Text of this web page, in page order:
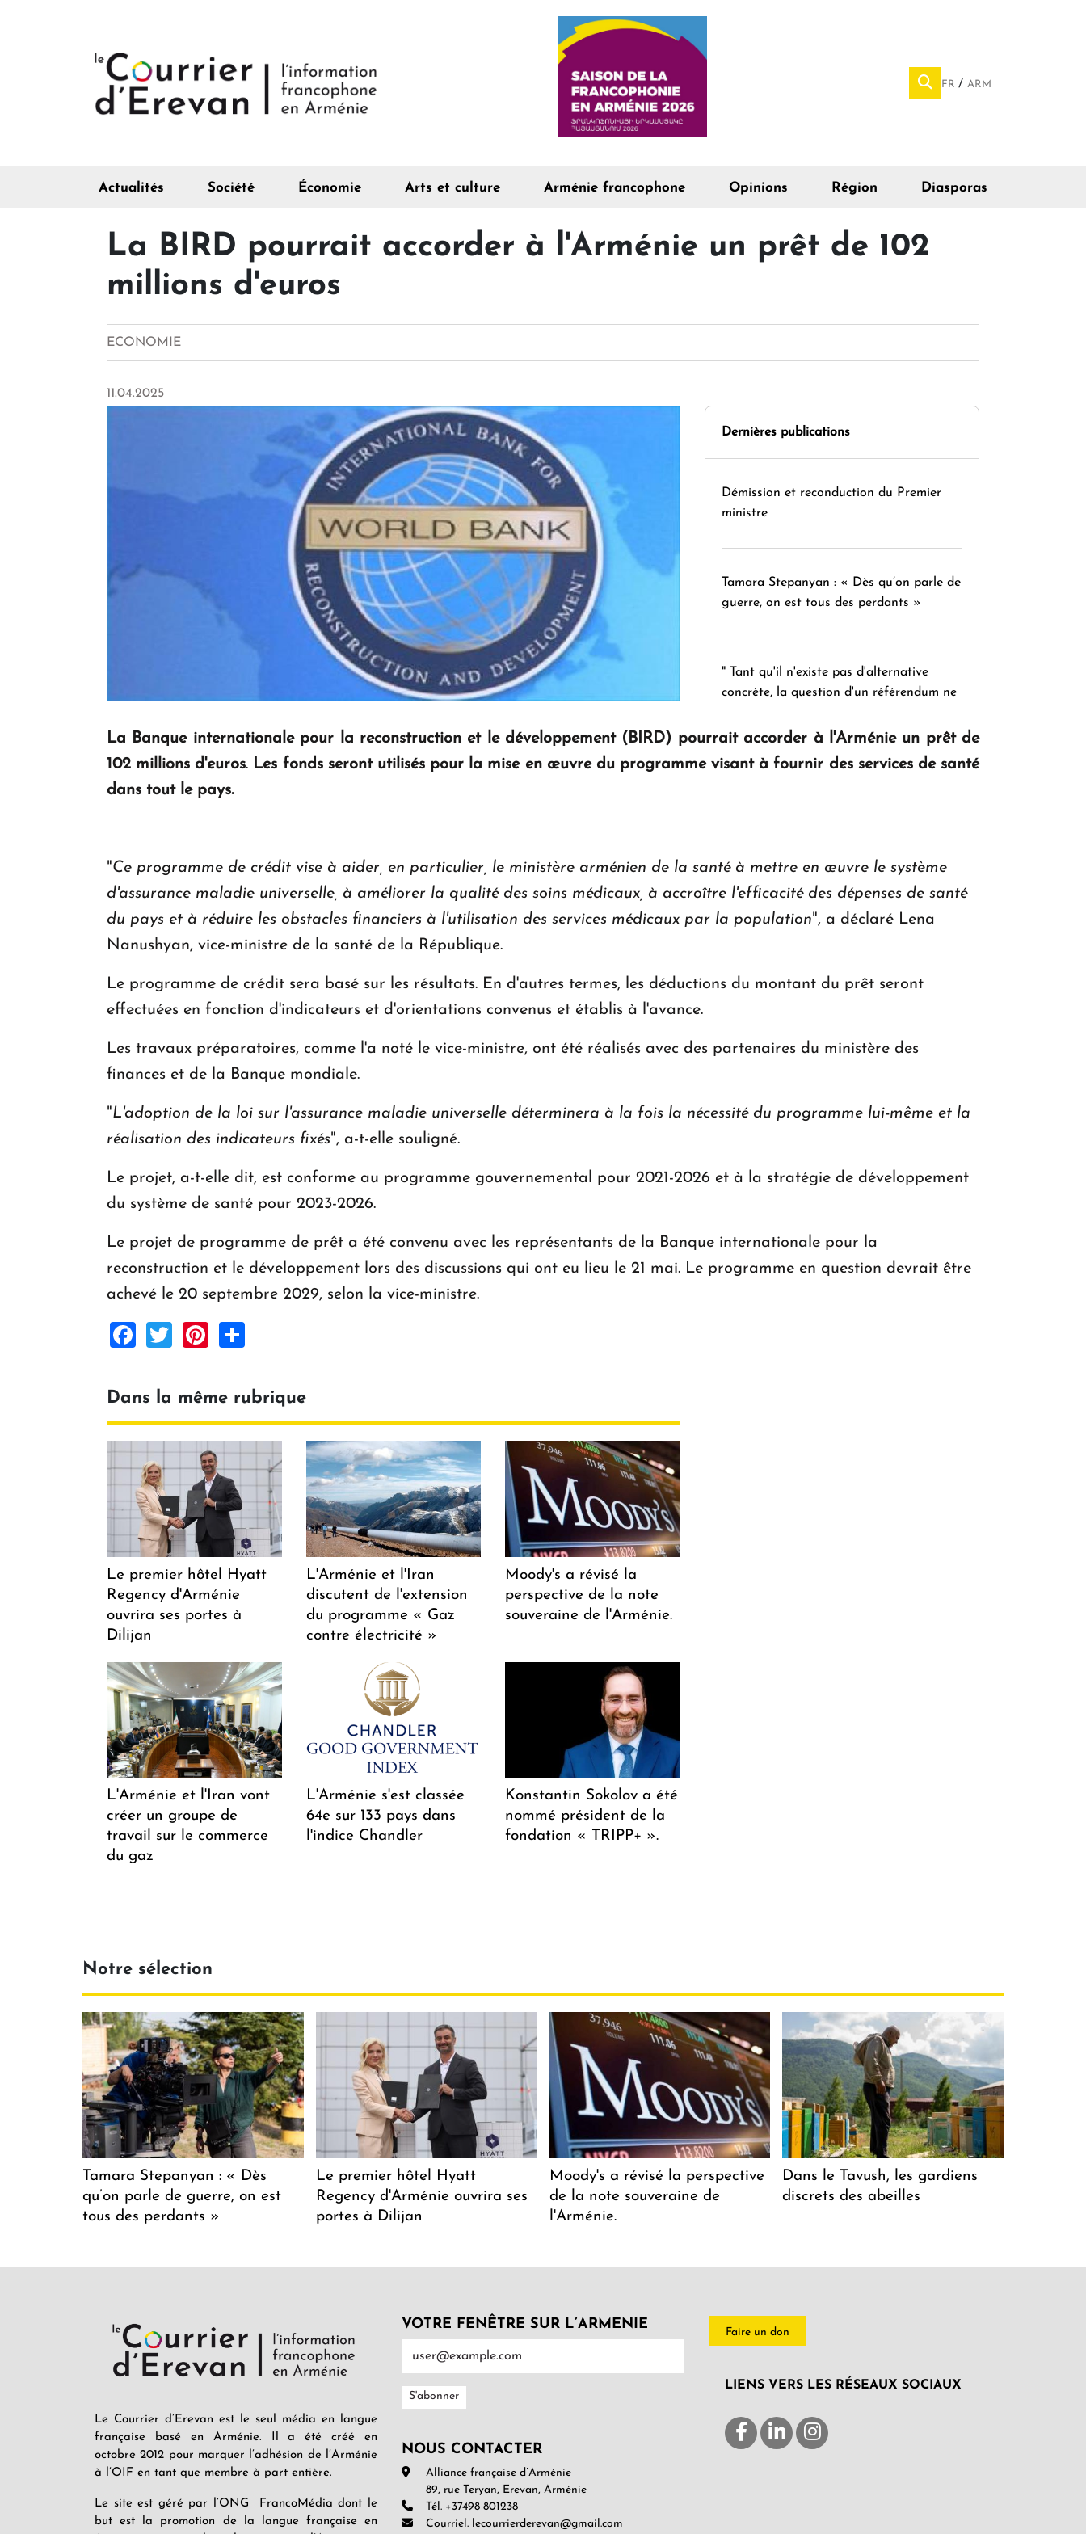
FR ARM
Actualités Société Économie Arts et culture Arménie francophone Opinions Région Diasporas
La BIRD pourrait accorder à l'Arménie un prêt de 102
millions d'euros
ECONOMIE
11.04.2025
Dernières publications
Démission et reconduction du Premier
ministre
Tamara Stepanyan : « Dès qu’on parle de
guerre, on est tous des perdants »
" Tant qu'il n'existe pas d'alternative
concrète, la question d'un référendum ne
Le premier hôtel Hyatt Regency
d'Arménie ouvrira ses portes à Dilijan
La Banque internationale pour la reconstruction et le développement (BIRD) pourrait accorder à l'Arménie un prêt de
102 millions d'euros. Les fonds seront utilisés pour la mise en œuvre du programme visant à fournir des services de santé
dans tout le pays.
"Ce programme de crédit vise à aider, en particulier, le ministère arménien de la santé à mettre en œuvre le système
d'assurance maladie universelle, à améliorer la qualité des soins médicaux, à accroître l'efficacité des dépenses de santé
du pays et à réduire les obstacles financiers à l'utilisation des services médicaux par la population", a déclaré Lena
Nanushyan, vice-ministre de la santé de la République.
Le programme de crédit sera basé sur les résultats. En d'autres termes, les déductions du montant du prêt seront
effectuées en fonction d'indicateurs et d'orientations convenus et établis à l'avance.
Les travaux préparatoires, comme l'a noté le vice-ministre, ont été réalisés avec des partenaires du ministère des
finances et de la Banque mondiale.
"L'adoption de la loi sur l'assurance maladie universelle déterminera à la fois la nécessité du programme lui-même et la
réalisation des indicateurs fixés", a-t-elle souligné.
Le projet, a-t-elle dit, est conforme au programme gouvernemental pour 2021-2026 et à la stratégie de développement
du système de santé pour 2023-2026.
Le projet de programme de prêt a été convenu avec les représentants de la Banque internationale pour la
reconstruction et le développement lors des discussions qui ont eu lieu le 21 mai. Le programme en question devrait être
achevé le 20 septembre 2029, selon la vice-ministre.
Facebook
TwitterPinterest
Dans la même rubrique
Le premier hôtel Hyatt
Regency d'Arménie
ouvrira ses portes à
Dilijan
L'Arménie et l'Iran
discutent de l'extension
du programme « Gaz
contre électricité »
Moody's a révisé la
perspective de la note
souveraine de l'Arménie.
L'Arménie et l'Iran vont
créer un groupe de
travail sur le commerce
du gaz
L'Arménie s'est classée
64e sur 133 pays dans
l'indice Chandler
Konstantin Sokolov a été
nommé président de la
fondation « TRIPP+ ».
Notre sélection
Tamara Stepanyan : « Dès
qu’on parle de guerre, on est
tous des perdants »
Le premier hôtel Hyatt
Regency d'Arménie ouvrira ses
portes à Dilijan
Moody's a révisé la perspective
de la note souveraine de
l'Arménie.
Dans le Tavush, les gardiens
discrets des abeilles
Le Courrier d’Erevan est le seul média en langue
française basé en Arménie. Il a été créé en
octobre 2012 pour marquer l’adhésion de l’Arménie
à l’OIF en tant que membre à part entière.
Le site est géré par l’ONG FrancoMédia dont le
but est la promotion de la langue française en
VOTRE FENÊTRE SUR L’ARMENIE
NOUS CONTACTER
Alliance française d’Arménie
89, rue Teryan, Erevan, Arménie
Tél. +37498 801238
Courriel. lecourrierderevan@gmail.com
Faire un don
LIENS VERS LES RÉSEAUX SOCIAUX